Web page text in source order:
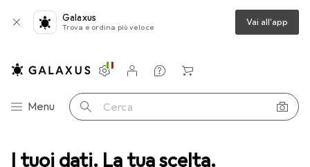
I tuoi dati. La tua scelta.
Galaxus
Trova e ordina più veloce Vai all'app
Categoria Navigazione
Menu Cerca
Impostazioni
Conto cliente
Liste di confronto
Liste dei desideri
Carrello